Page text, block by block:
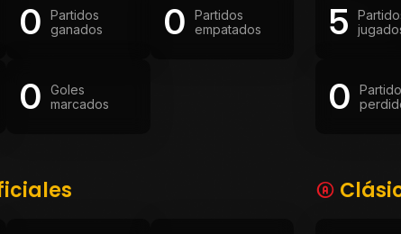
0
Partidos
ganados
0
Partidos
empatados
0
Goles
marcados
5
0